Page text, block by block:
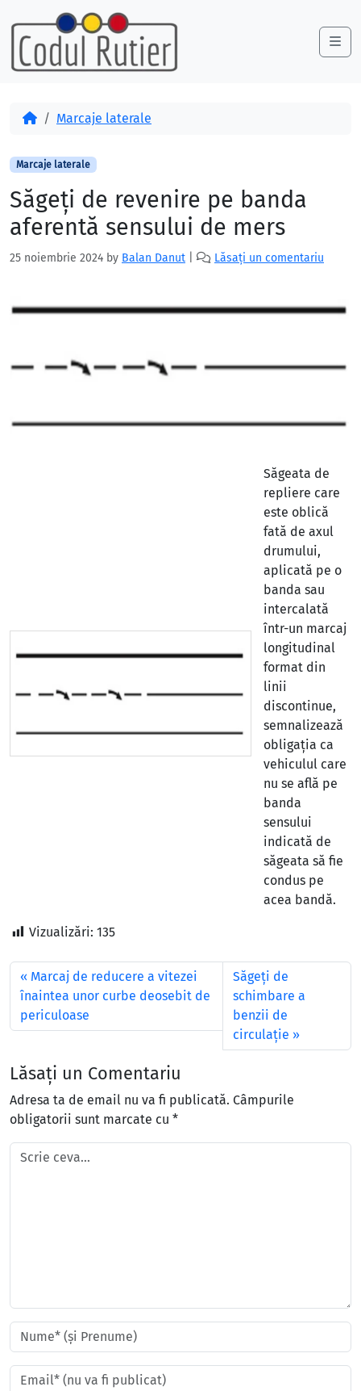
Skip to content
Skip to footer
AcasăMarcaje laterale
Marcaje laterale
Săgeți de revenire pe banda
aferentă sensului de mers
25 noiembrie 2024 by Balan Danut Lăsați un comentariu
Săgeata de
repliere care
este oblică
fată de axul
drumului,
aplicată pe o
banda sau
intercalată
într-un marcaj
longitudinal
format din
linii
discontinue,
semnalizează
obligația ca
vehiculul care
nu se află pe
banda
sensului
indicată de
săgeata să fie
condus pe
acea bandă.
Vizualizări: 135
Marcaj de reducere a vitezei
înaintea unor curbe deosebit de
periculoase
Săgeți de
schimbare a
benzii de
circulație
Lăsați un Comentariu
Adresa ta de email nu va fi publicată. Câmpurile
obligatorii sunt marcate cu *